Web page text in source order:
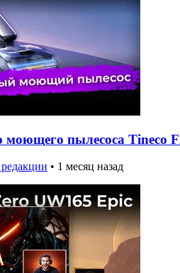
моющего пылесоса Tineco
• 1 месяц назад